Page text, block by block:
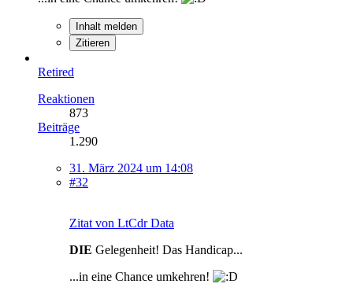
Inhalt melden
Zitieren
Retired
Reaktionen
873
Beiträge
1.290
31. März 2024 um 14:08
#32
Zitat von LtCdr Data
DIE Gelegenheit! Das Handicap...
...in eine Chance umkehren!